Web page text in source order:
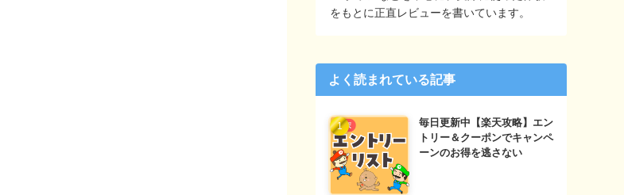
をもとに正直レビューを書いています。
よく読まれている記事
毎日更新中【楽天攻略】エン
トリー＆クーポンでキャンペ
ーンのお得を逃さない